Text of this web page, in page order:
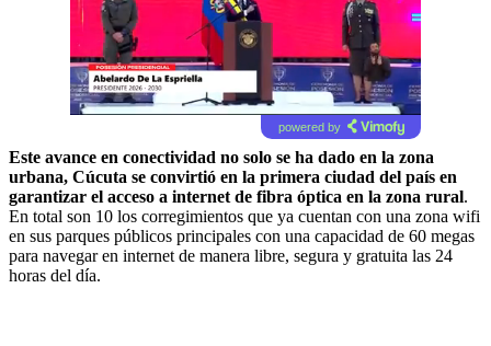
powered by
Este avance en conectividad no solo se ha dado en la zona
urbana, Cúcuta se convirtió en la primera ciudad del país en
garantizar el acceso a internet de fibra óptica en la zona rural.
En total son 10 los corregimientos que ya cuentan con una zona wifi
en sus parques públicos principales con una capacidad de 60 megas
para navegar en internet de manera libre, segura y gratuita las 24
horas del día.